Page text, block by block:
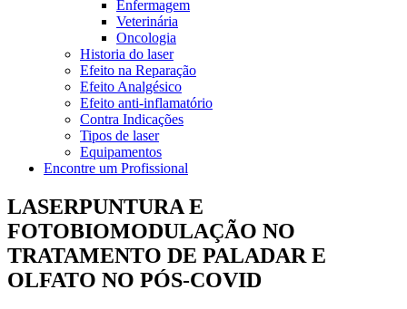
Enfermagem
Veterinária
Oncologia
Historia do laser
Efeito na Reparação
Efeito Analgésico
Efeito anti-inflamatório
Contra Indicações
Tipos de laser
Equipamentos
Encontre um Profissional
LASERPUNTURA E
FOTOBIOMODULAÇÃO NO
TRATAMENTO DE PALADAR E
OLFATO NO PÓS-COVID